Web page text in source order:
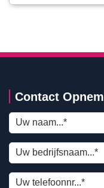
Contact